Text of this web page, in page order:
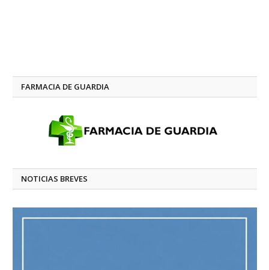
FARMACIA DE GUARDIA
NOTICIAS BREVES